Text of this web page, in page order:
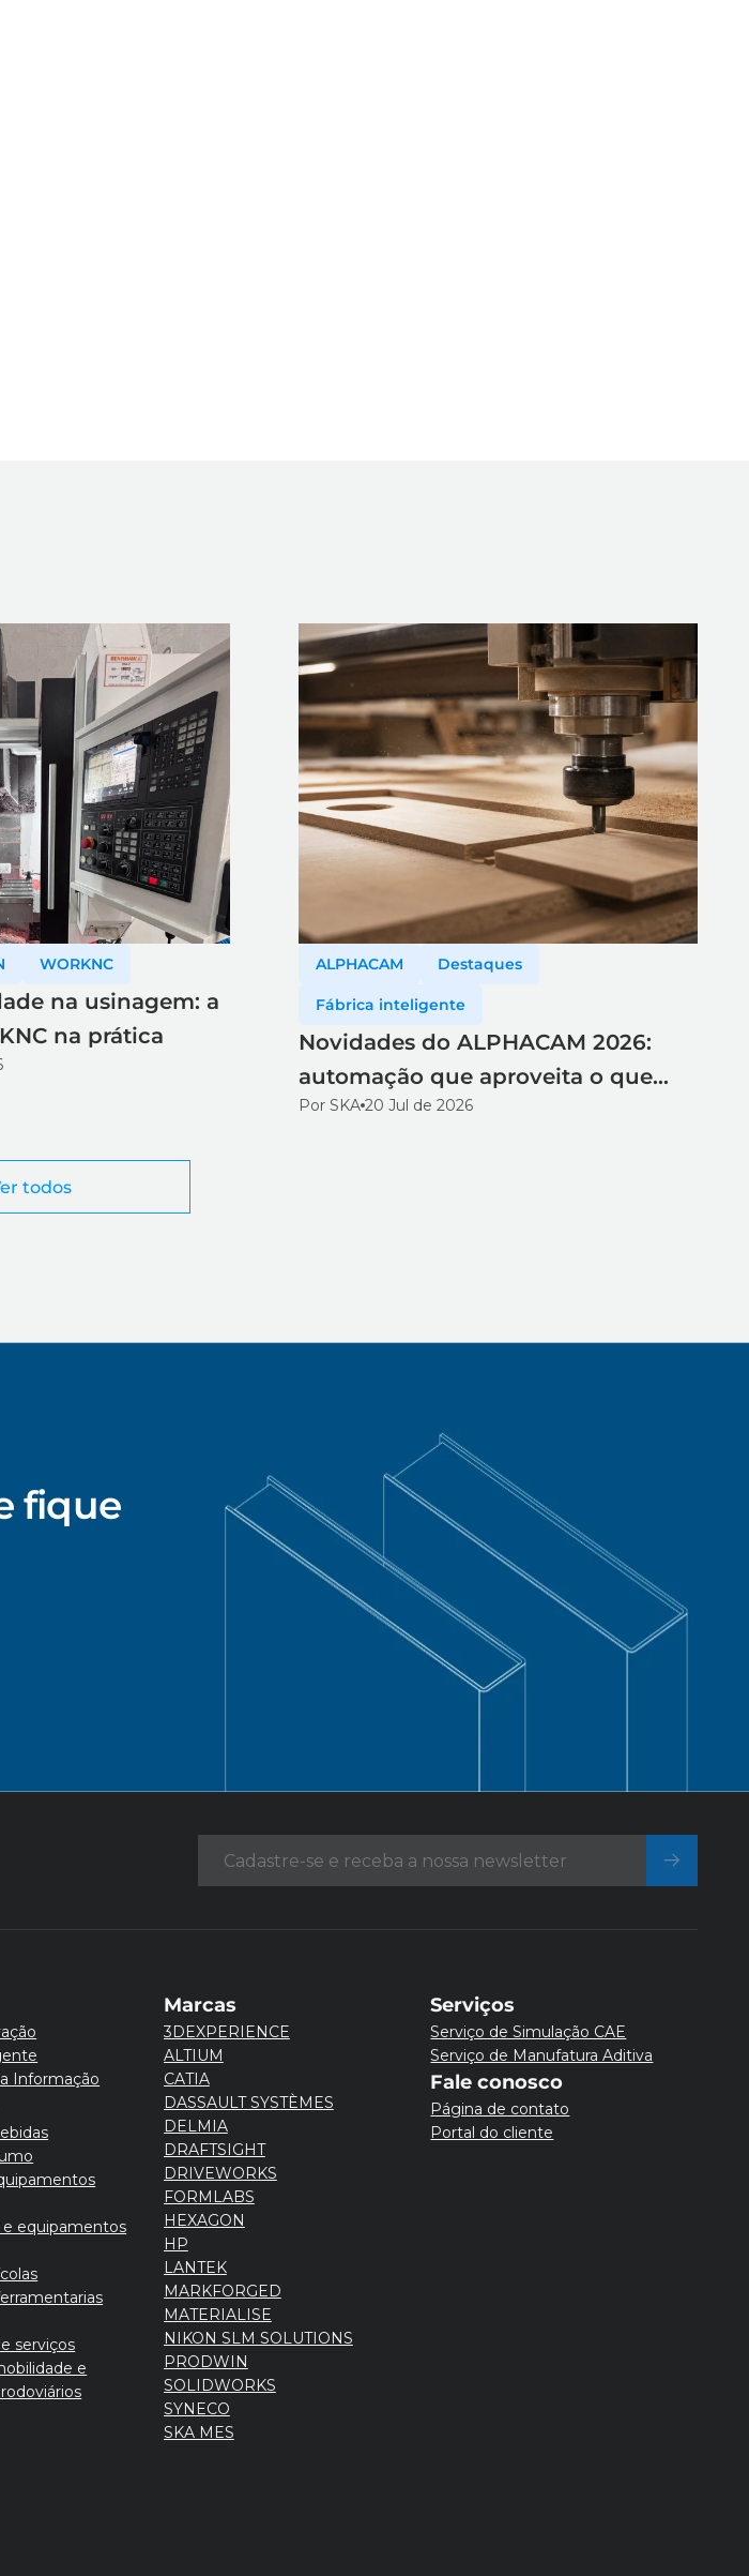
todos
WORKNC
na usinagem: a
na prática
ALPHACAM Destaques
Fábrica inteligente
Novidades do ALPHACAM 2026:
automação que aproveita o que
você já tem
Por SKA 20 Jul de 2026
fique
Informação
e equipamentos
serviços
e
Marcas
3DEXPERIENCE
ALTIUM
CATIA
DASSAULT SYSTÈMES
DELMIA
DRAFTSIGHT
DRIVEWORKS
FORMLABS
HEXAGON
HP
LANTEK
MARKFORGED
MATERIALISE
NIKON SLM SOLUTIONS
PRODWIN
SOLIDWORKS
SYNECO
SKA MES
Serviços
Serviço de Simulação CAE
Serviço de Manufatura Aditiva
Fale conosco
Página de contato
Portal do cliente